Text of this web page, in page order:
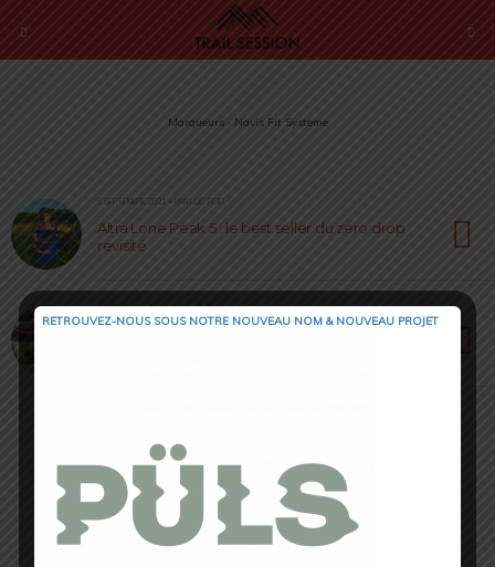
Marqueurs › Navis Fit Systeme
5 SEPTEMBRE 2021 • PAR LOÏC ROIG
Altra Lone Peak 5 : le best seller du zero drop
revisité
31 MAI 2021 • PAR ROMAIN SEMPEY
Retour au début
RETROUVEZ-NOUS SOUS NOTRE NOUVEAU NOM & NOUVEAU PROJET